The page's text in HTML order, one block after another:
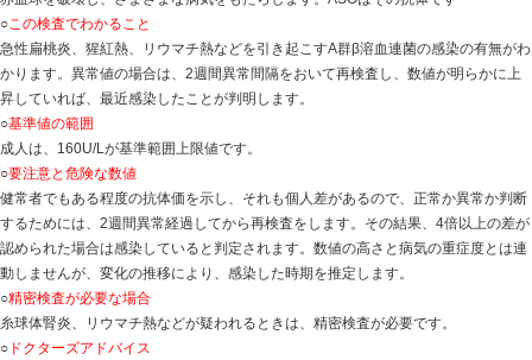
Blog記事一覧>健康のマメ知識> ASO(ASLO)|大和高田
ASO(ASLO)|大和高田市 ふれあい鍼灸整骨
2017.07.25 | Category:健康のマメ知識
今回はASOについて紹介したいと思います（＾◇＾）
○ASOとは
抗スレプトリジン‐Oの略称です。ストプトリジンは溶血
赤血球を破壊し、さまざまな病気をもたらします。ASO